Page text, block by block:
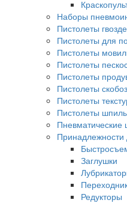
Наборы
Пистолеты
Пистолеты для
Пистолеты
Пистолеты
Пистолеты
Пистолеты
Пистолеты
Пистолеты
Заглушки
Редукторы